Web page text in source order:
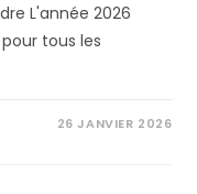
L'année 2026
tous les
26 JANVIER 2026